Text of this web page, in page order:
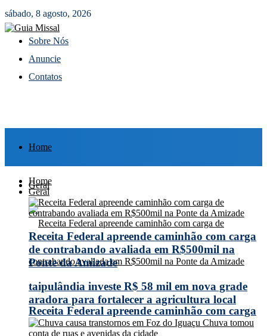
sábado, 8 agosto, 2026
Sobre Nós
Anuncie
Contatos
Home
Geral
Receita Federal apreende caminhão com carga
Home
Geral
Receita Federal apreende caminhão com carga
de contrabando avaliada em R$500mil na
Ponte da Amizade
taipulândia investe R$ 58 mil em nova grade
aradora para fortalecer a agricultura local